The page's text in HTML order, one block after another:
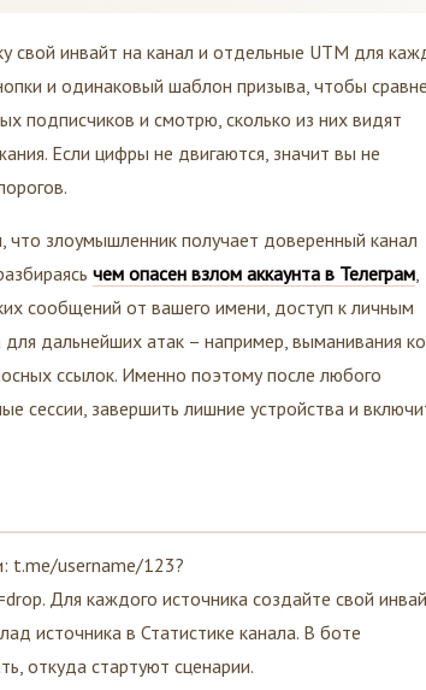
инвайт на канал и отдельные UTM для
и одинаковый шаблон призыва, чтобы
подписчиков и смотрю, сколько из них видят
Если цифры не двигаются, значит вы не
злоумышленник получает доверенный канал
чем опасен взлом аккаунта в Телеграм
сообщений от вашего имени, доступ к личным
дальнейших атак – например, выманивания
ссылок. Именно поэтому после любого
сессии, завершить лишние устройства и
t.me/username/123?
Для каждого источника создайте свой
источника в Статистике канала. В боте
откуда стартуют сценарии.